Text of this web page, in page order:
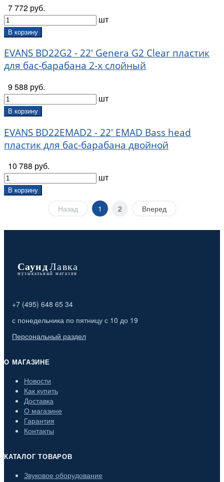
7 772 руб.
шт
В корзину
EVANS BD22G2 - 22' Genera G2 Clear пластик
для бас-барабана 2-х слойный
9 588 руб.
шт
В корзину
EVANS BD22EMAD2 - 22' EMAD Bass head
пластик для бас-барабана двойной
10 788 руб.
шт
В корзину
Назад 1 2 Вперед
+7 (495) 648 65 34
с понедельника по пятницу с 10 до 19
Персональный раздел
О МАГАЗИНЕ
Новости
Как купить
Доставка
О магазине
Гарантия
Контакты
КАТАЛОГ ТОВАРОВ
Звуковое оборудование